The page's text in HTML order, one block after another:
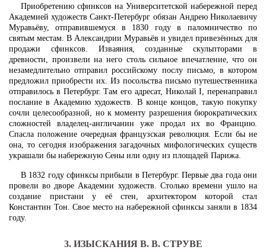
Приобретению сфинксов на Университетской набережной перед
Академией художеств Санкт-Петербург обязан Андрею Николаевичу
Муравьёву, отправившемуся в 1830 году в паломничество по
святым местам. В Александрии Муравьёв и увидел привезённых для
продажи сфинксов. Изваяния, созданные скульпторами в
древности, произвели на него столь сильное впечатление, что он
незамедлительно отправил российскому послу письмо, в котором
предложил приобрести их. Из посольства письмо путешественника
отправилось в Петербург. Там его адресат, Николай I, перенаправил
послание в Академию художеств. В конце концов, такую покупку
сочли целесообразной, но к моменту разрешения бюрократических
сложностей владелец-англичанин уже продал их во Францию.
Спасла положение очередная французская революция. Если бы не
она, то сегодня изображения загадочных мифологических существ
украшали бы набережную Сены или одну из площадей Парижа.
В 1832 году сфинксы прибыли в Петербург. Первые два года они
провели во дворе Академии художеств. Столько времени ушло на
создание пристани у её стен, архитектором которой стал
Константин Тон. Свое место на набережной сфинксы заняли в 1834
году.
3. ИЗЫСКАНИЯ В. В. СТРУВЕ